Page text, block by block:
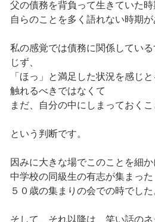
父の債務を背負って生きていた時
自らのことを多く語れない時期が
私の感覚では債務に関係してい
じず、
「ほっ」と満足した状況を感じ
触れるべきではなくて
まだ、自分の中にしまっておくこ
という判断です。
因みに大きな場でこのことを細
中学校の同級生の有志が集まった
５０歳の集まりの会での時でした
そして、それ以降は、笑い話の